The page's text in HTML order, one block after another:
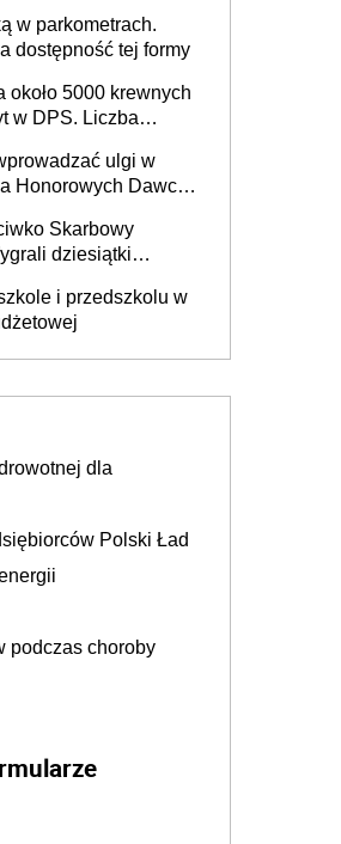
w parkometrach.
dostępność tej formy
około 5000 krewnych
w DPS. Liczba
ulgi w
Honorowych Dawców
Skarbowy
dziesiątki
i przedszkolu w
dla
Polski Ład
podczas choroby